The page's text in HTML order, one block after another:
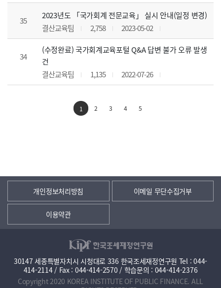
35
2023년도 「국가회계 전문교육」 실시 안내(일정 변경)
결산교육팀
2,758 2023-05-02
34
(수정완료) 국가회계교육포털 Q&A 답변 불가 오류 발생
건
결산교육팀
1,135 2022-07-26
1 2 3 4 5
개인정보처리방침 이메일 무단수집거부
이용약관
30147 세종특별자치시 시청대로 336 한국조세재정연구원 Tel : 044-
414-2114 / Fax : 044-414-2570 / 학습문의 : 044-414-2376
Copyright 2020 KOREA INSTITUTE OF PUBLIC FINANCE. ALL